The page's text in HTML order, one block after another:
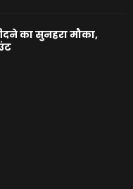
का सुनहरा मौका,